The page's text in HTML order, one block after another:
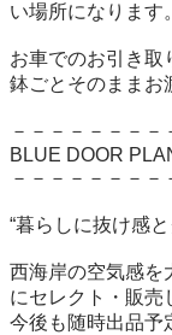
い場所になります。
お車でのお引き取
鉢ごとそのままお
－－－－－－－－
BLUE DOOR
－－－－－－－－
“暮らしに抜け感
西海岸の空気感を
にセレクト・販売
今後も随時出品予